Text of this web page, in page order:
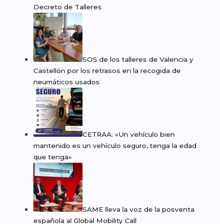
Decreto de Talleres
SOS de los talleres de Valencia y
Castellón por los retrasos en la recogida de
neumáticos usados
CETRAA: «Un vehículo bien
mantenido es un vehículo seguro, tenga la edad
que tenga»
SAME lleva la voz de la posventa
española al Global Mobility Call